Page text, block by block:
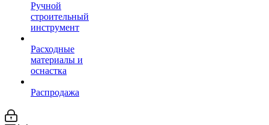
Ручной
строительный
инструмент
Расходные
материалы и
оснастка
Распродажа